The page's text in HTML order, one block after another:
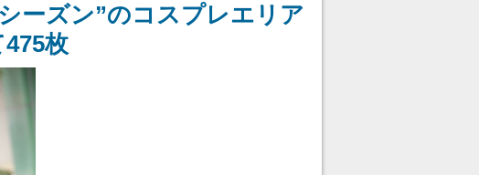
ーズン”のコスプレエリア
枚